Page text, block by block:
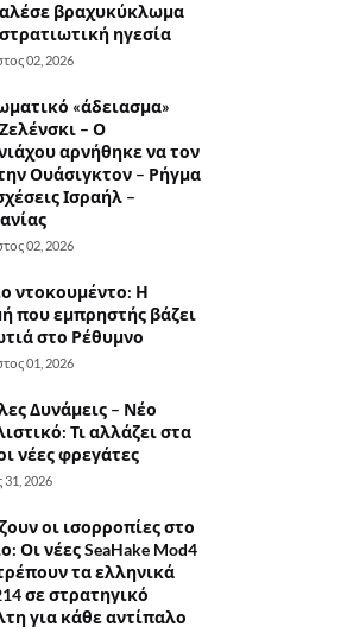
βραχυκύκλωμα
ηγεσία
02, 2026
«άδειασμα»
– Ο
αρνήθηκε να τον
Ουάσιγκτον – Ρήγμα
Ισραήλ –
02, 2026
ντοκουμέντο: Η
που εμπρηστής βάζει
στο Ρέθυμνο
01, 2026
Δυνάμεις – Νέο
Τι αλλάζει στα
νέες φρεγάτες
31, 2026
οι ισορροπίες στο
Οι νέες SeaHake Mod4
τα ελληνικά
σε στρατηγικό
για κάθε αντίπαλο